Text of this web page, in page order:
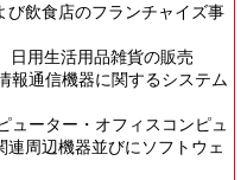
び飲食店のフランチャイズ事
日用生活用品雑貨の販売
報通信機器に関するシステム
ューター・オフィスコンピュ
連周辺機器並びにソフトウェ